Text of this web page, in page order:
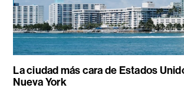
La ciudad más cara de Estados
Nueva York